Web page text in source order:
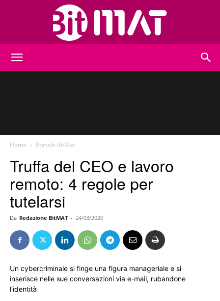
Home Portale BitMat
Truffa del CEO e lavoro
remoto: 4 regole per
tutelarsi
Da Redazione BitMAT - 24/03/2020
Un cybercriminale si finge una figura manageriale e si
inserisce nelle sue conversazioni via e-mail, rubandone
l’identità